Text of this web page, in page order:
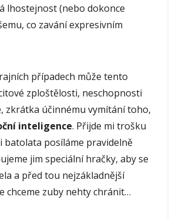
lhostejnost (nebo dokonce
co zavání expresivním
případech může tento
zploštělosti, neschopnosti
zkrátka účinnému vymítání toho,
inteligence. Přijde mi trošku
batolata posíláme pravidelně
jim speciální hračky, aby se
a před tou nejzákladnější
chceme zuby nehty chránit…